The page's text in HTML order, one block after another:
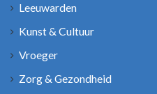
Leeuwarden
Kunst & Cultuur
Vroeger
Zorg & Gezondheid